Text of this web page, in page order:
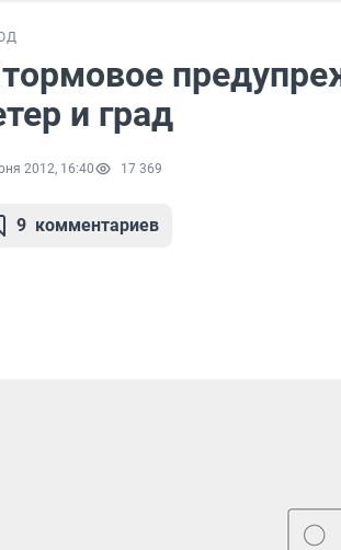
и град
2012, 16:40 17 369
9 комментариев